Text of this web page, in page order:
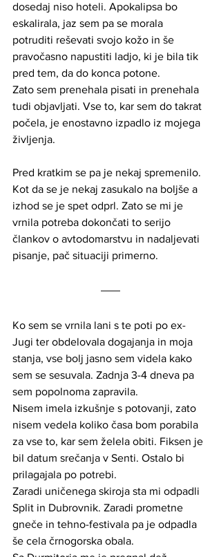
dosedaj niso hoteli. Apokalipsa bo
eskalirala, jaz sem pa se morala
potruditi reševati svojo kožo in še
pravočasno napustiti ladjo, ki je bila tik
pred tem, da do konca potone.
Zato sem prenehala pisati in prenehala
tudi objavljati. Vse to, kar sem do takrat
počela, je enostavno izpadlo iz mojega
življenja.
Pred kratkim se pa je nekaj spremenilo.
Kot da se je nekaj zasukalo na boljše a
izhod se je spet odprl. Zato se mi je
vrnila potreba dokončati to serijo
člankov o avtodomarstvu in nadaljevati
pisanje, pač situaciji primerno.
Ko sem se vrnila lani s te poti po ex-
Jugi ter obdelovala dogajanja in moja
stanja, vse bolj jasno sem videla kako
sem se sesuvala. Zadnja 3-4 dneva pa
sem popolnoma zapravila.
Nisem imela izkušnje s potovanji, zato
nisem vedela koliko časa bom porabila
za vse to, kar sem želela obiti. Fiksen je
bil datum srečanja v Senti. Ostalo bi
prilagajala po potrebi.
Zaradi uničenega skiroja sta mi odpadli
Split in Dubrovnik. Zaradi prometne
gneče in tehno-festivala pa je odpadla
še cela črnogorska obala.